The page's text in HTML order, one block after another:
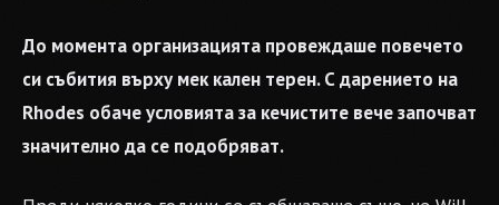
До момента организацията провеждаше повечето
си събития върху мек кален терен. С дарението на
Rhodes обаче условията за кечистите вече започват
значително да се подобряват.